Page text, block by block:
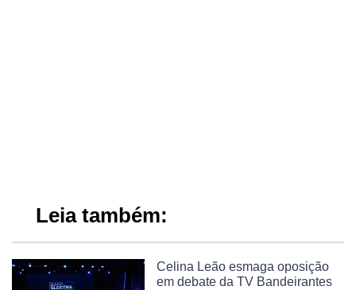
Leia também:
Celina Leão esmaga oposição
em debate da TV Bandeirantes